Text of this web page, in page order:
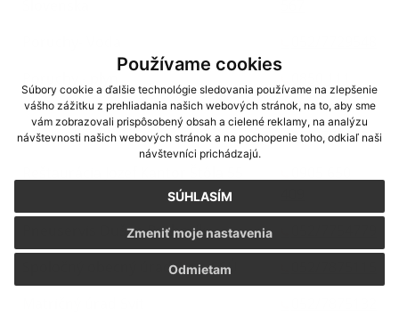
Používame cookies
Súbory cookie a ďalšie technológie sledovania používame na zlepšenie
vášho zážitku z prehliadania našich webových stránok, na to, aby sme
vám zobrazovali prispôsobený obsah a cielené reklamy, na analýzu
návštevnosti našich webových stránok a na pochopenie toho, odkiaľ naši
návštevníci prichádzajú.
SÚHLASÍM
Odmietam
Zmeniť moje nastavenia
727
Potraviny Velička
052/7754035
Pneuservis Dušan Bachorík
Spoločný obecný úrad Svit - SSÚ